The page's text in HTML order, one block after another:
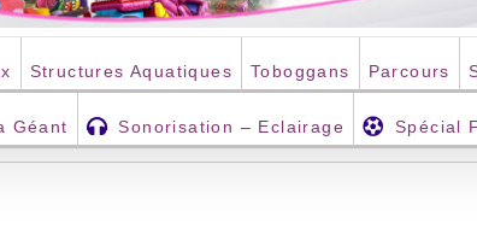
Structures Aquatiques Toboggans Parcours
Géant Sonorisation – Eclairage Spécial